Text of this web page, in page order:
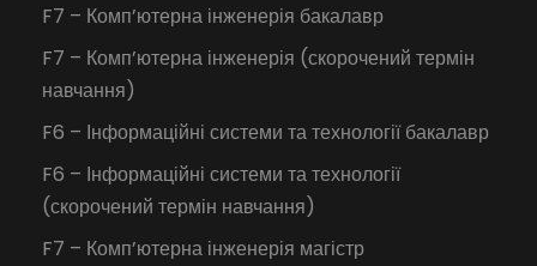
F7 – Комп’ютерна інженерія бакалавр
F7 – Комп’ютерна інженерія (скорочений термін
навчання)
F6 – Інформаційні системи та технології бакалавр
F6 – Інформаційні системи та технології
(скорочений термін навчання)
F7 – Комп’ютерна інженерія магістр